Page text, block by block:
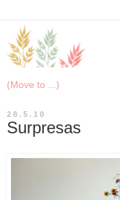
28.5.10
Surpresas